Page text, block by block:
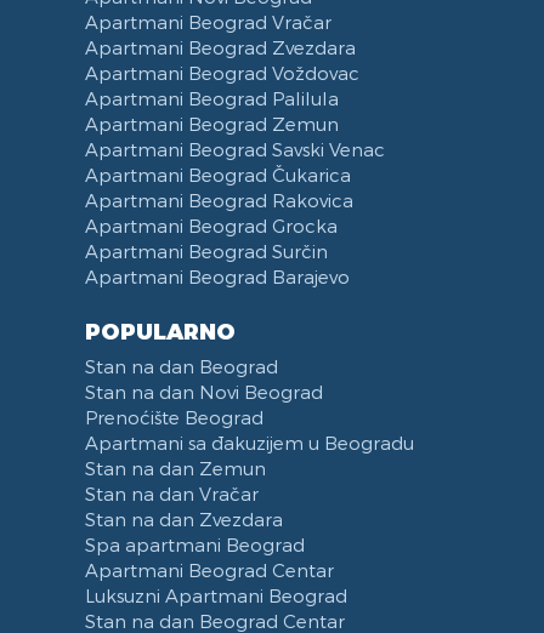
Apartmani Beograd Vračar
Apartmani Beograd Zvezdara
Apartmani Beograd Voždovac
Apartmani Beograd Palilula
Apartmani Beograd Zemun
Apartmani Beograd Savski Venac
Apartmani Beograd Čukarica
Apartmani Beograd Rakovica
Apartmani Beograd Grocka
Apartmani Beograd Surčin
Apartmani Beograd Barajevo
POPULARNO
Stan na dan Beograd
Stan na dan Novi Beograd
Prenoćište Beograd
Apartmani sa đakuzijem u Beogradu
Stan na dan Zemun
Stan na dan Vračar
Stan na dan Zvezdara
Spa apartmani Beograd
Apartmani Beograd Centar
Luksuzni Apartmani Beograd
Stan na dan Beograd Centar